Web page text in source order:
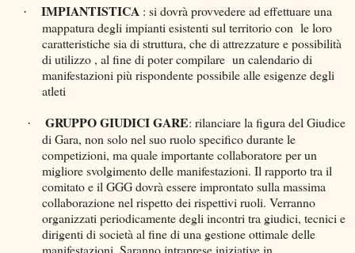
· IMPIANTISTICA : si dovrà provvedere ad effettuare una
mappatura degli impianti esistenti sul territorio con le loro
caratteristiche sia di struttura, che di attrezzature e possibilità
di utilizzo , al fine di poter compilare un calendario di
manifestazioni più rispondente possibile alle esigenze degli
atleti
· GRUPPO GIUDICI GARE: rilanciare la figura del Giudice
di Gara, non solo nel suo ruolo specifico durante le
competizioni, ma quale importante collaboratore per un
migliore svolgimento delle manifestazioni. Il rapporto tra il
comitato e il GGG dovrà essere improntato sulla massima
collaborazione nel rispetto dei rispettivi ruoli. Verranno
organizzati periodicamente degli incontri tra giudici, tecnici e
dirigenti di società al fine di una gestione ottimale delle
manifestazioni. Saranno intraprese iniziative in